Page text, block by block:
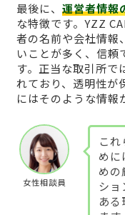
最後に、 運営者情報
な特徴です。YZZ
者の名前や会社情報
いことが多く、信頼
す。正当な取引所で
れており、透明性が
にはそのような情報
女性相談員
こ
めに
めの
ショ
あ